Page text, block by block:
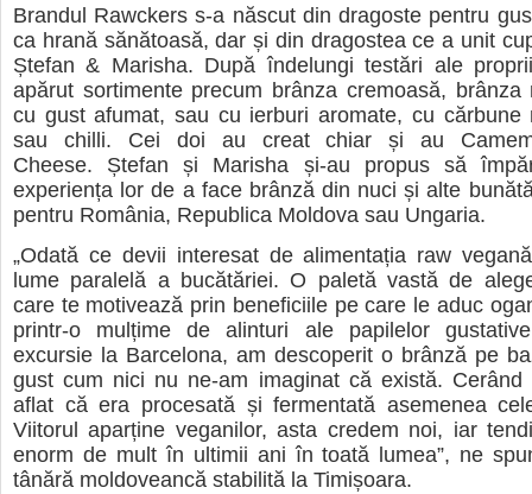
Brandul Rawckers s-a născut din dragoste pentru
ca hrană sănătoasă, dar și din dragostea ce a unit
Ștefan & Marisha. După îndelungi testări ale
apărut sortimente precum brânza cremoasă, brânza
cu gust afumat, sau cu ierburi aromate, cu cărbune
sau chilli. Cei doi au creat chiar și au
Cheese. Ștefan și Marisha și-au propus să
experiența lor de a face brânză din nuci și alte
pentru România, Republica Moldova sau Ungaria.
„Odată ce devii interesat de alimentația raw
lume paralelă a bucătăriei. O paletă vastă de
care te motivează prin beneficiile pe care le aduc
printr-o mulțime de alinturi ale papilelor
excursie la Barcelona, am descoperit o brânză pe
gust cum nici nu ne-am imaginat că există. Cerând
aflat că era procesată și fermentată asemenea
Viitorul aparține veganilor, asta credem noi, iar
enorm de mult în ultimii ani în toată lumea”, ne
tânără moldoveancă stabilită la Timișoara.